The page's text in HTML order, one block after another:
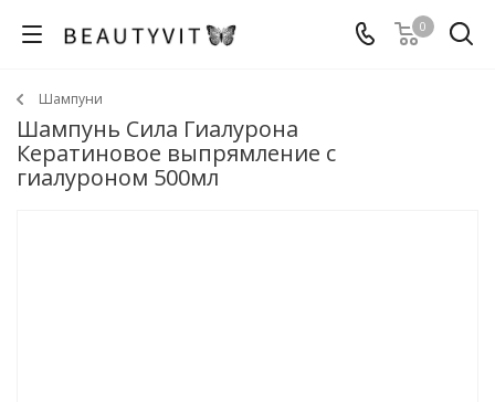
0
Шампуни
Шампунь Сила Гиалурона
Кератиновое выпрямление с
гиалуроном 500мл